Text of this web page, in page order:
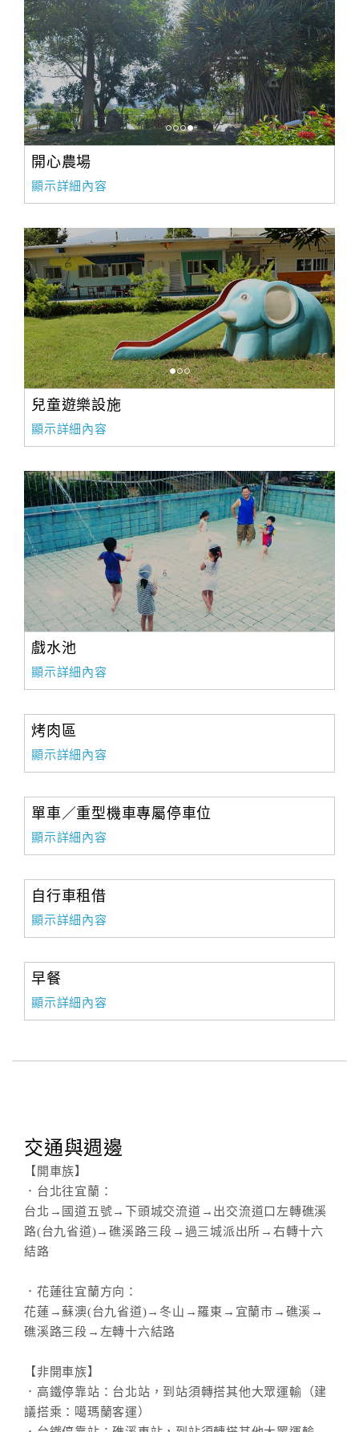
開心農場
顯示詳細內容
兒童遊樂設施
顯示詳細內容
戲水池
顯示詳細內容
烤肉區
顯示詳細內容
單車／重型機車專屬停車位
顯示詳細內容
自行車租借
顯示詳細內容
早餐
顯示詳細內容
交通與週邊
【開車族】
．台北往宜蘭：
台北→國道五號→下頭城交流道→出交流道口左轉礁溪
路(台九省道)→礁溪路三段→過三城派出所→右轉十六
結路
．花蓮往宜蘭方向：
花蓮→蘇澳(台九省道)→冬山→羅東→宜蘭市→礁溪→
礁溪路三段→左轉十六結路
【非開車族】
．高鐵停靠站：台北站，到站須轉搭其他大眾運輸（建
議搭乘：噶瑪蘭客運）